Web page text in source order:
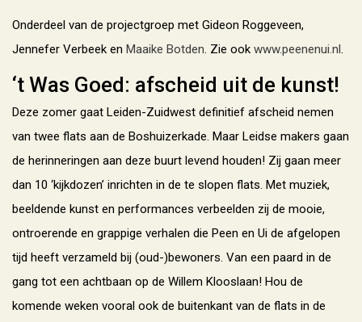
Onderdeel van de projectgroep met Gideon Roggeveen,
Jennefer Verbeek en Maaike Botden. Zie ook www.peenenui.nl.
‘t Was Goed: afscheid uit de kunst!
Deze zomer gaat Leiden-Zuidwest definitief afscheid nemen
van twee flats aan de Boshuizerkade. Maar Leidse makers gaan
de herinneringen aan deze buurt levend houden! Zij gaan meer
dan 10 ‘kijkdozen’ inrichten in de te slopen flats. Met muziek,
beeldende kunst en performances verbeelden zij de mooie,
ontroerende en grappige verhalen die Peen en Ui de afgelopen
tijd heeft verzameld bij (oud-)bewoners. Van een paard in de
gang tot een achtbaan op de Willem Klooslaan! Hou de
komende weken vooral ook de buitenkant van de flats in de